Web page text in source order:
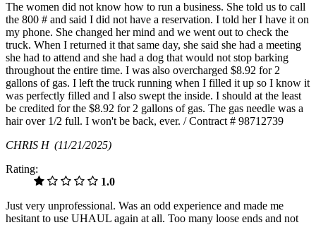
The women did not know how to run a business. She told us to call
the 800 # and said I did not have a reservation. I told her I have it on
my phone. She changed her mind and we went out to check the
truck. When I returned it that same day, she said she had a meeting
she had to attend and she had a dog that would not stop barking
throughout the entire time. I was also overcharged $8.92 for 2
gallons of gas. I left the truck running when I filled it up so I know it
was perfectly filled and I also swept the inside. I should at the least
be credited for the $8.92 for 2 gallons of gas. The gas needle was a
hair over 1/2 full. I won't be back, ever. / Contract # 98712739
CHRIS H (11/21/2025)
Rating:
1.0
Just very unprofessional. Was an odd experience and made me
hesitant to use UHAUL again at all. Too many loose ends and not